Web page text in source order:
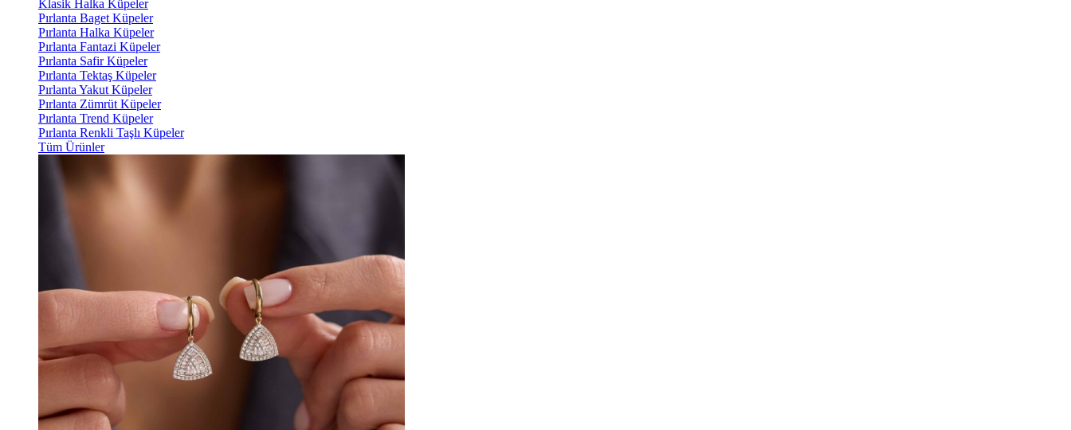
Klasik Halka Küpeler
Pırlanta Baget Küpeler
Pırlanta Halka Küpeler
Pırlanta Fantazi Küpeler
Pırlanta Safir Küpeler
Pırlanta Tektaş Küpeler
Pırlanta Yakut Küpeler
Pırlanta Zümrüt Küpeler
Pırlanta Trend Küpeler
Pırlanta Renkli Taşlı Küpeler
Tüm Ürünler